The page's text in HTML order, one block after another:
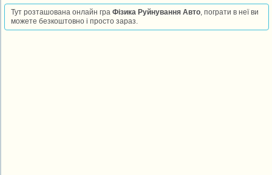
Тут розташована онлайн граФізика Руйнування Авто, пограти в неї ви
можете безкоштовно і просто зараз.